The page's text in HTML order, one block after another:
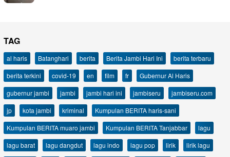
TAG
al haris Batanghari berita Berita Jambi Hari Ini
berita terbaru
berita terkini
covid-19 en film fr
Gubernur Al Haris
gubernur jambi
jambi jambi hari ini jambiseru
jambiseru.com
jp
kota jambi kriminal
Kumpulan BERITA haris-sani
Kumpulan BERITA muaro jambi
Kumpulan BERITA Tanjabbar
lagu
lagu barat
lagu dangdut lagu indo lagu pop lirik
lirik lagu